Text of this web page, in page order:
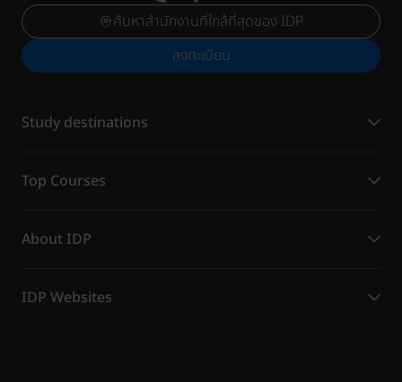
ค้นหาสำนักงานที่ใกล้ที่สุดของ IDP
ลงทะเบียน
Study destinations
Top Courses
About IDP
IDP Websites